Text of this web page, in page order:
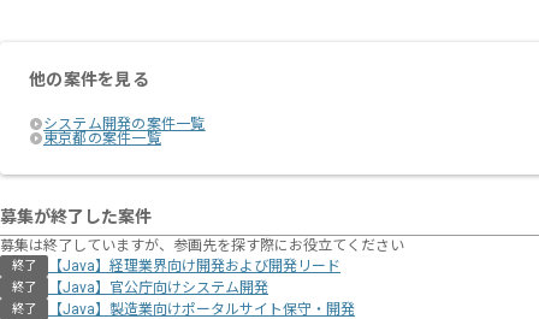
他の案件を見る
システム開発の案件一覧
東京都の案件一覧
募集が終了した案件
募集は終了していますが、参画先を探す際にお役立てください
終了 【Java】経理業界向け開発および開発リード
終了 【Java】官公庁向けシステム開発
終了 【Java】製造業向けポータルサイト保守・開発